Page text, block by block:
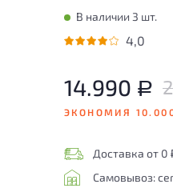
В наличии 3 шт.
4,0
14.990 Р
ЭКОНОМИЯ
Доставка от 0
Самовывоз: